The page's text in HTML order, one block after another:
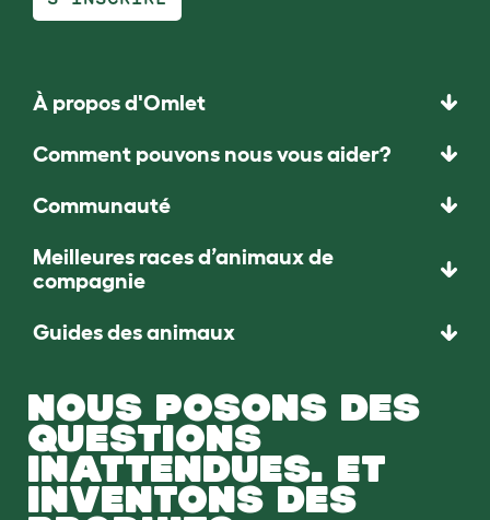
À propos d'Omlet
Comment pouvons nous vous aider?
Communauté
Meilleures races d’animaux de
compagnie
Guides des animaux
NOUS POSONS DES
QUESTIONS
INATTENDUES. ET
INVENTONS DES